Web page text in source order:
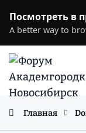
Посмотреть в
A better way to
Главная